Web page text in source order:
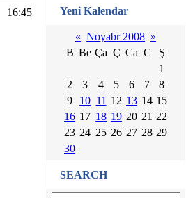
16:45 Yeni Kalendar
« Noyabr 2008 »
B Be Ça Ç Ca C
Ş
1
2
3 4 5 6 7
8
9
10 11 12 13 14 15
16 17 18 19 20 21 22
23 24 25 26 27 28 29
30
SEARCH